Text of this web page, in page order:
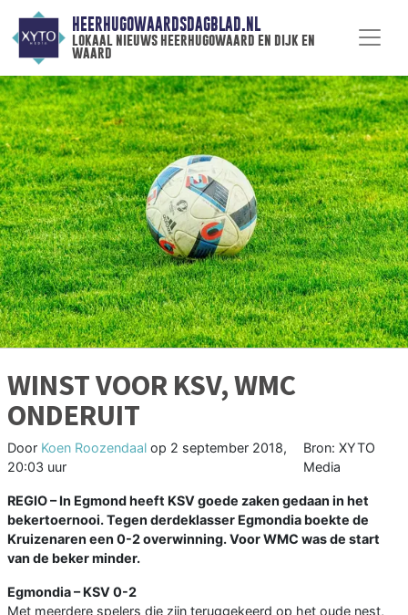
HEERHUGOWAARDSDAGBLAD.NL
lokaal nieuws heerhugowaard en dijk en
waard
WINST VOOR KSV, WMC
ONDERUIT
Door Koen Roozendaal op 2 september 2018,
20:03 uur
Bron: XYTO
Media
REGIO – In Egmond heeft KSV goede zaken gedaan in het
bekertoernooi. Tegen derdeklasser Egmondia boekte de
Kruizenaren een 0-2 overwinning. Voor WMC was de start
van de beker minder.
Egmondia – KSV 0-2
Met meerdere spelers die zijn teruggekeerd op het oude nest,